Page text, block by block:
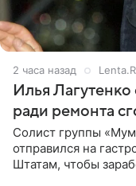
2 часа назад
Илья Лагутенко
ради ремонта
Солист группы
отправился на
Штатам, чтобы